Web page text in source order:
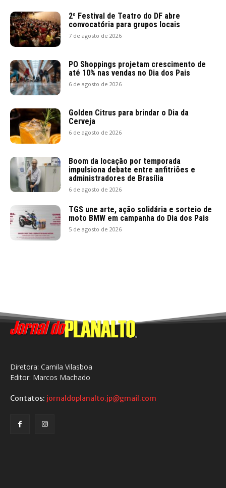
2º Festival de Teatro do DF abre
convocatória para grupos locais
7 de agosto de 2026
PO Shoppings projetam crescimento de
até 10% nas vendas no Dia dos Pais
6 de agosto de 2026
Golden Citrus para brindar o Dia da
Cerveja
6 de agosto de 2026
Boom da locação por temporada
impulsiona debate entre anfitriões e
administradores de Brasília
6 de agosto de 2026
TGS une arte, ação solidária e sorteio de
moto BMW em campanha do Dia dos Pais
5 de agosto de 2026
Diretora: Camila Vilasboa
Editor: Marcos Machado
Contatos: jornaldoplanalto.jp@gmail.com